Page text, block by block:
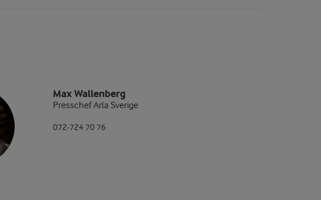
Max Wallenberg
Presschef Arla Sverige
072-724 70 76